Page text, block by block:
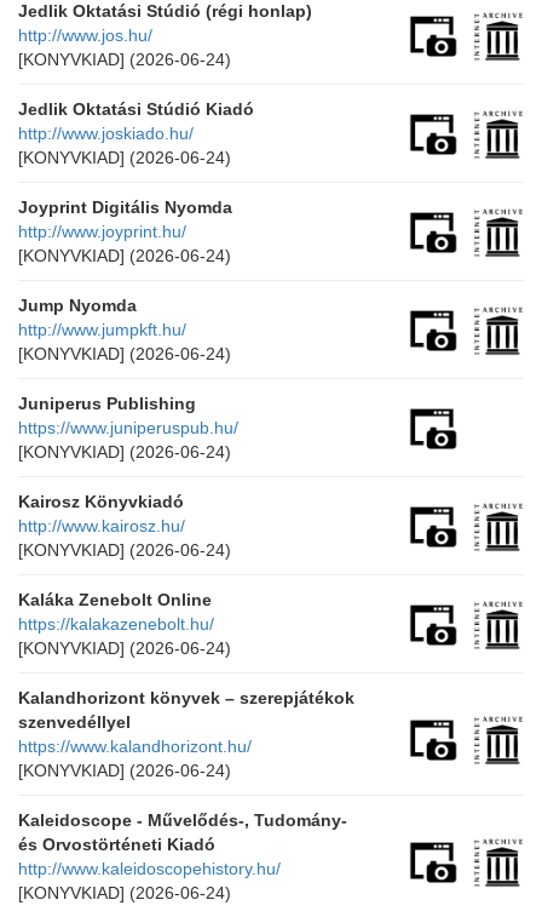
Jedlik Oktatási Stúdió (régi honlap)
http://www.jos.hu/
[KONYVKIAD] (2026-06-24)
Jedlik Oktatási Stúdió Kiadó
http://www.joskiado.hu/
[KONYVKIAD] (2026-06-24)
Joyprint Digitális Nyomda
http://www.joyprint.hu/
[KONYVKIAD] (2026-06-24)
Jump Nyomda
http://www.jumpkft.hu/
[KONYVKIAD] (2026-06-24)
Juniperus Publishing
https://www.juniperuspub.hu/
[KONYVKIAD] (2026-06-24)
Kairosz Könyvkiadó
http://www.kairosz.hu/
[KONYVKIAD] (2026-06-24)
Kaláka Zenebolt Online
https://kalakazenebolt.hu/
[KONYVKIAD] (2026-06-24)
Kalandhorizont könyvek – szerepjátékok
szenvedéllyel
https://www.kalandhorizont.hu/
[KONYVKIAD] (2026-06-24)
Kaleidoscope - Művelődés-, Tudomány-
és Orvostörténeti Kiadó
http://www.kaleidoscopehistory.hu/
[KONYVKIAD] (2026-06-24)